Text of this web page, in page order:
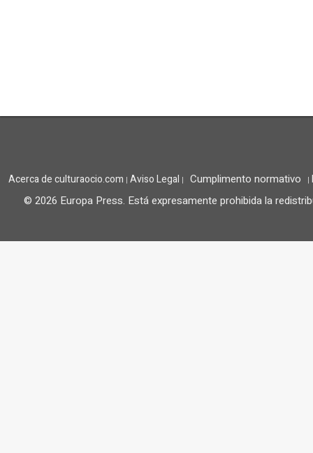
Acerca de culturaocio.com | Aviso Legal | Cumplimento normativo |
© 2026 Europa Press. Está expresamente prohibida la